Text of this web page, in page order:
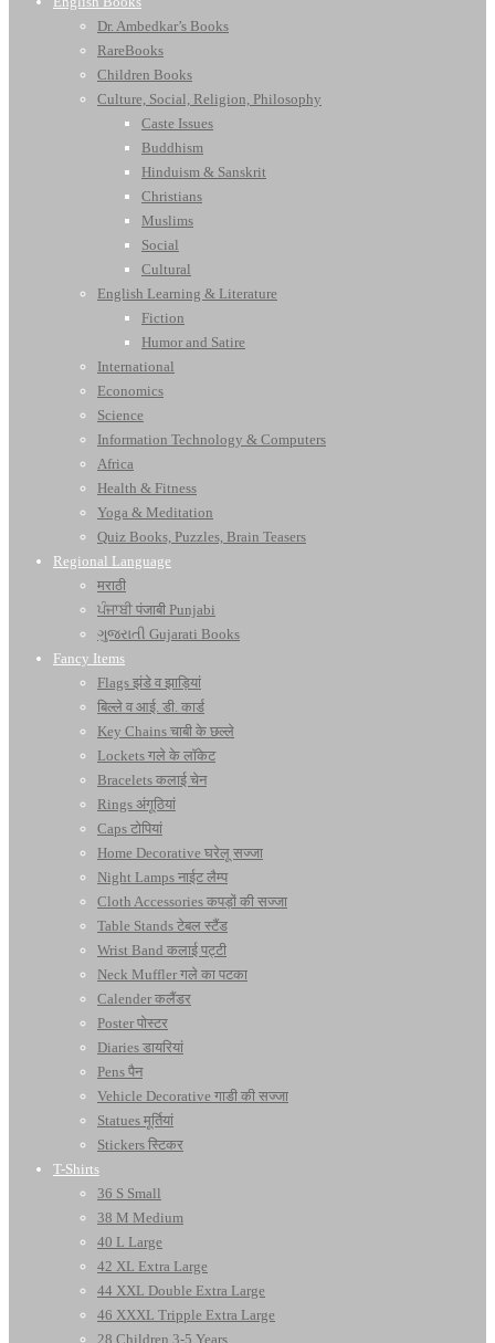
Dr. Ambedkar’s Books
RareBooks
Children Books
Culture, Social, Religion, Philosophy
Caste Issues
Buddhism
Hinduism & Sanskrit
Christians
Muslims
Social
Cultural
English Learning & Literature
Fiction
Humor and Satire
International
Economics
Science
Information Technology & Computers
Africa
Health & Fitness
Yoga & Meditation
Quiz Books, Puzzles, Brain Teasers
Regional Language
मराठी
ਪੰਜਾਬੀ पंजाबी Punjabi
ગુજરાતી Gujarati Books
Fancy Items
Flags झंडे व झाड़ियां
बिल्ले व आई. डी. कार्ड
Key Chains चाबी के छल्ले
Lockets गले के लॉकेट
Bracelets कलाई चेन
Rings अंगूठियां
Caps टोपियां
Home Decorative घरेलू सज्जा
Night Lamps नाईट लैम्प
Cloth Accessories कपड़ों की सज्जा
Table Stands टेबल स्टैंड
Wrist Band कलाई पट्टी
Neck Muffler गले का पटका
Calender कलैंडर
Poster पोस्टर
Diaries डायरियां
Pens पैन
Vehicle Decorative गाडी की सज्जा
Statues मूर्तियां
Stickers स्टिकर
T-Shirts
36 S Small
38 M Medium
40 L Large
42 XL Extra Large
44 XXL Double Extra Large
46 XXXL Tripple Extra Large
28 Children 3-5 Years